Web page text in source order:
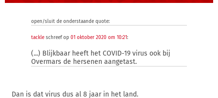
open/sluit de onderstaande quote:
tackle schreef op 01 oktober 2020 om 10:21:
(...) Blijkbaar heeft het COVID-19 virus ook bij
Overmars de hersenen aangetast.
Dan is dat virus dus al 8 jaar in het land.